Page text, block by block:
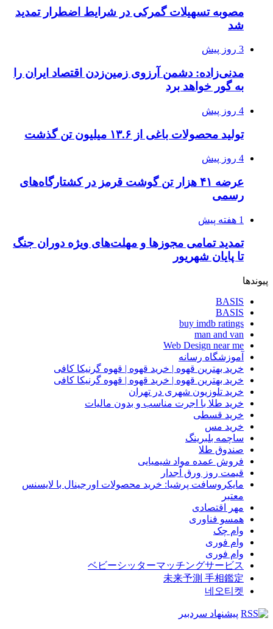
مصوبه تسهیلات گمرکی در شرایط اضطرار تمدید
شد
3 روز پیش
مدنی‌زاده: دشمن آرزوی زمین‌زدن اقتصاد ایران را
به گور خواهد برد
4 روز پیش
تولید محصولات باغی از ۱۳.۶ میلیون تن گذشت
4 روز پیش
عرضه ۴۱ هزار تن گوشت قرمز در کشتارگاه‌های
رسمی
1 هفته پیش
تمدید تمامی مجوزها و مهلت‌های ویژه دوران جنگ
تا پایان شهریور
پیوندها
BASIS
BASIS
buy imdb ratings
man and van
Web Design near me
آموزشگاه رسانه
خرید بهترین قهوه | خرید قهوه | قهوه گرنیکا کافی
خرید بهترین قهوه | خرید قهوه | قهوه گرنیکا کافی
خرید تلوزیون شهری در تهران
خرید طلا با اجرت مناسب و بدون مالیات
خرید قسطی
خرید مس
ساچمه بلبرینگ
صندوق طلا
فروش عمده مواد شیمیایی
قیمت روز ورق آجدار
مایکروسافت پرشیا: خرید محصولات اورجینال با لایسنس
معتبر
مهر اقتصادی
همسو فناوری
وام چک
وام فوری
وام فوری
ベビーシッターマッチングサービス
未来予測 手相鑑定
네오티켓
پیشنهاد سردبیر